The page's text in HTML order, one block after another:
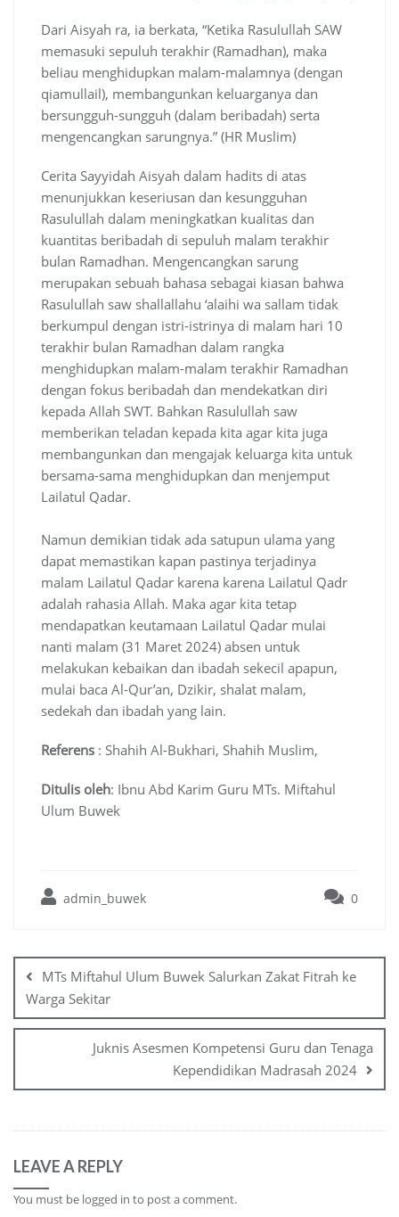
Dari Aisyah ra, ia berkata, “Ketika Rasulullah SAW
memasuki sepuluh terakhir (Ramadhan), maka
beliau menghidupkan malam-malamnya (dengan
qiamullail), membangunkan keluarganya dan
bersungguh-sungguh (dalam beribadah) serta
mengencangkan sarungnya.” (HR Muslim)
Cerita Sayyidah Aisyah dalam hadits di atas
menunjukkan keseriusan dan kesungguhan
Rasulullah dalam meningkatkan kualitas dan
kuantitas beribadah di sepuluh malam terakhir
bulan Ramadhan. Mengencangkan sarung
merupakan sebuah bahasa sebagai kiasan bahwa
Rasulullah saw shallallahu ‘alaihi wa sallam tidak
berkumpul dengan istri-istrinya di malam hari 10
terakhir bulan Ramadhan dalam rangka
menghidupkan malam-malam terakhir Ramadhan
dengan fokus beribadah dan mendekatkan diri
kepada Allah SWT. Bahkan Rasulullah saw
memberikan teladan kepada kita agar kita juga
membangunkan dan mengajak keluarga kita untuk
bersama-sama menghidupkan dan menjemput
Lailatul Qadar.
Namun demikian tidak ada satupun ulama yang
dapat memastikan kapan pastinya terjadinya
malam Lailatul Qadar karena karena Lailatul Qadr
adalah rahasia Allah. Maka agar kita tetap
mendapatkan keutamaan Lailatul Qadar mulai
nanti malam (31 Maret 2024) absen untuk
melakukan kebaikan dan ibadah sekecil apapun,
mulai baca Al-Qur’an, Dzikir, shalat malam,
sedekah dan ibadah yang lain.
Referens : Shahih Al-Bukhari, Shahih Muslim,
Ditulis oleh: Ibnu Abd Karim Guru MTs. Miftahul
Ulum Buwek
admin_buwek 0
navigation
MTs Miftahul Ulum Buwek Salurkan Zakat Fitrah ke
Warga Sekitar
Juknis Asesmen Kompetensi Guru dan Tenaga
Kependidikan Madrasah 2024
LEAVE A REPLY
You must be logged in to post a comment.